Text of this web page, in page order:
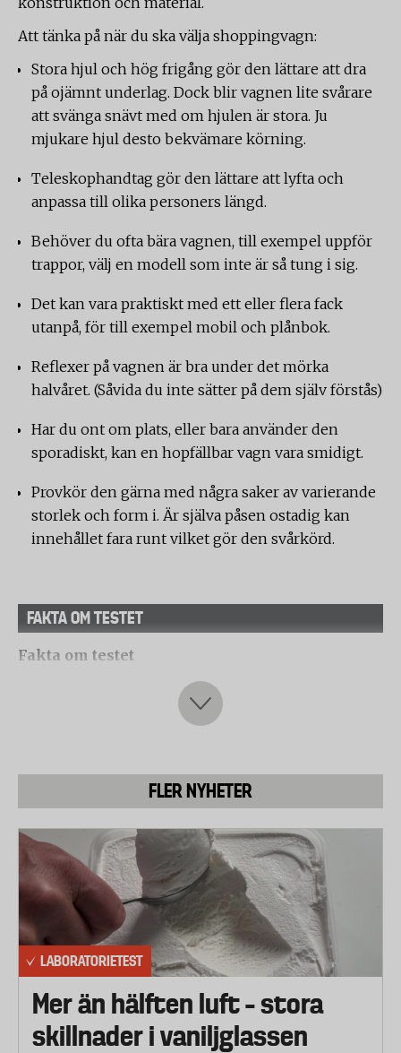
Att tänka på när du ska välja shoppingvagn:
Stora hjul och hög frigång gör den lättare att dra
på ojämnt underlag. Dock blir vagnen lite svårare
att svänga snävt med om hjulen är stora. Ju
mjukare hjul desto bekvämare körning.
Teleskophandtag gör den lättare att lyfta och
anpassa till olika personers längd.
Behöver du ofta bära vagnen, till exempel uppför
trappor, välj en modell som inte är så tung i sig.
Det kan vara praktiskt med ett eller flera fack
utanpå, för till exempel mobil och plånbok.
Reflexer på vagnen är bra under det mörka
halvåret. (Såvida du inte sätter på dem själv förstås)
Har du ont om plats, eller bara använder den
sporadiskt, kan en hopfällbar vagn vara smidigt.
Provkör den gärna med några saker av varierande
storlek och form i. Är själva påsen ostadig kan
innehållet fara runt vilket gör den svårkörd.
FAKTA OM TESTET
Fakta om testet
Testfaktas redaktion har på uppdrag av svensk
media genomfört ett jämförande laboratorietest av
shoppingvagnar (dramaten).
und Zertifizierungs GmbH i tyska Hartmansdorf.
Kriterier för urvalet var shoppingvagnar på två hjul
för under 1 000 kronor.
Följande åtta shoppingvagnar har testats:
IKEA - Radarbulle
Rusta - Shoppingvagn
Epic - CityXshopper Ergo
Rolser - RG
Cavalet - Ergo
Andersen - Scala Plus
Airbox - AS6
FLER NYHETER
LABORATORIETEST
Mer än hälften luft – stora
skillnader i vaniljglassen